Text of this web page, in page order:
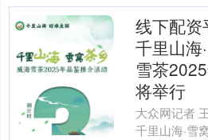
线下配资
千里山
雪茶
将举行
大众网记者
千里山海·雪